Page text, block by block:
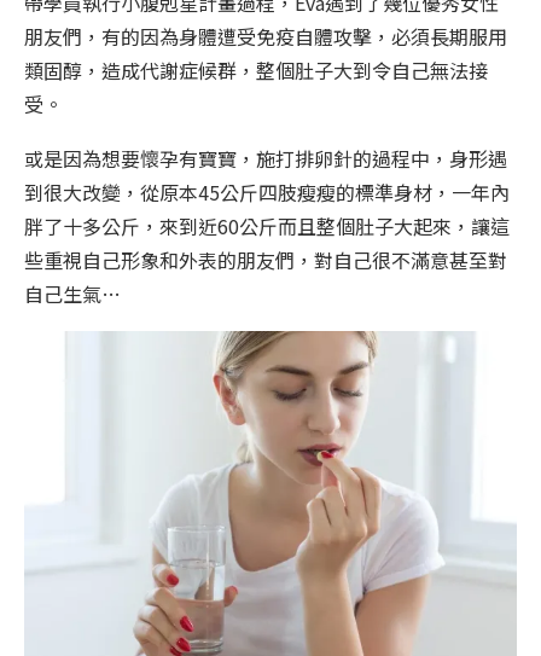
朋友們，有的因為身體遭受免疫自體攻擊，必須長期服用
類固醇，造成代謝症候群，整個肚子大到令自己無法接
受。
或是因為想要懷孕有寶寶，施打排卵針的過程中，身形遇
到很大改變，從原本45公斤四肢瘦瘦的標準身材，一年內
胖了十多公斤，來到近60公斤而且整個肚子大起來，讓這
些重視自己形象和外表的朋友們，對自己很不滿意甚至對
自己生氣…